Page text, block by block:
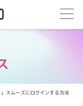
スムーズにログインする方法